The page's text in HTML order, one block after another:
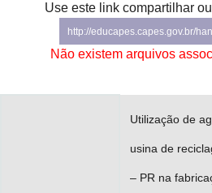
Advocacia-Geral da União
Banco Central do Brasil
Planalto
Use este link compartilhar
http://educapes.capes.gov.br/
Não existem arquivos
Utilização de
usina de
– PR na